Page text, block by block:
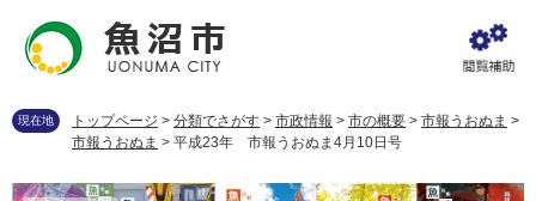
先
す
を
し
現在地 トップページ > 分類でさがす > 市政情報 > 市の概要 > 市報うおぬま >
市報うおぬま > 平成23年 市報うおぬま4月10日号